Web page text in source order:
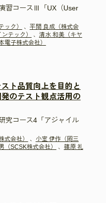
習コースⅢ「UX（User
ック） 、 平間 良成（株式会
テック） 、 清水 和美（キヤ
電子株式会社）
ト品質向上を目的と
のテスト観点活用の
究コース4「アジャイル
式会社） 、 小室 伊作（岡三
（SCSK株式会社） 、 篠原 礼